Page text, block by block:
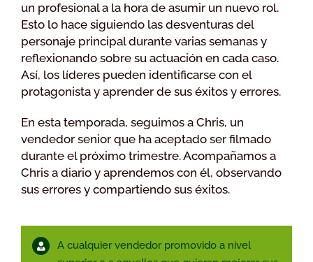
un profesional a la hora de asumir un nuevo rol.
Esto lo hace siguiendo las desventuras del
personaje principal durante varias semanas y
reflexionando sobre su actuación en cada caso.
Así, los líderes pueden identificarse con el
protagonista y aprender de sus éxitos y errores.
En esta temporada, seguimos a Chris, un
vendedor senior que ha aceptado ser filmado
durante el próximo trimestre. Acompañamos a
Chris a diario y aprendemos con él, observando
sus errores y compartiendo sus éxitos.
A cualquier vendedor promovido a nivel